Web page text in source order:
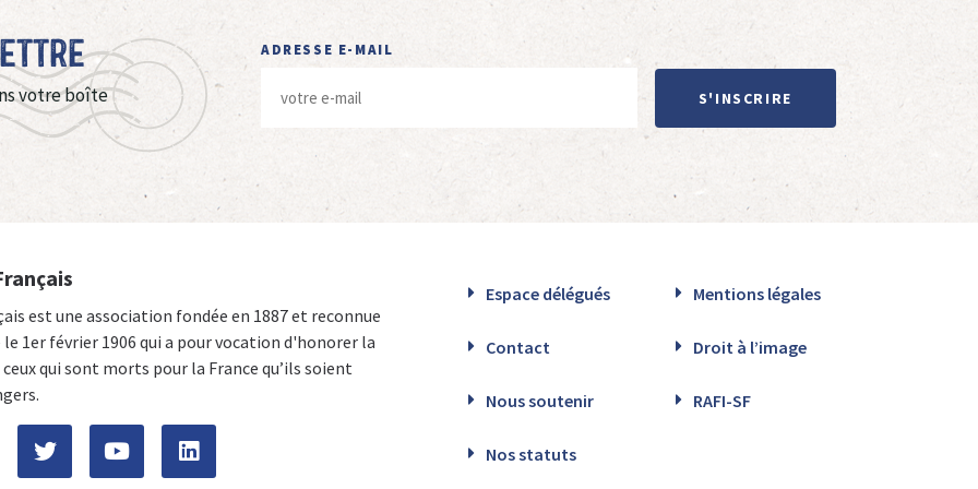
votre boîte
ADRESSE E-MAIL
S'INSCRIRE
est une association fondée en 1887 et reconnue
1er février 1906 qui a pour vocation d'honorer la
qui sont morts pour la France qu’ils soient
Espace délégués Mentions légales
Contact Droit à l’image
Nous soutenir RAFI-SF
Nos statuts